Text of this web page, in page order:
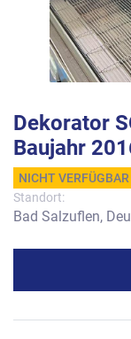
Dekorator
Baujahr
NICHT VERFÜGBAR
Standort:
Bad Salzuflen,